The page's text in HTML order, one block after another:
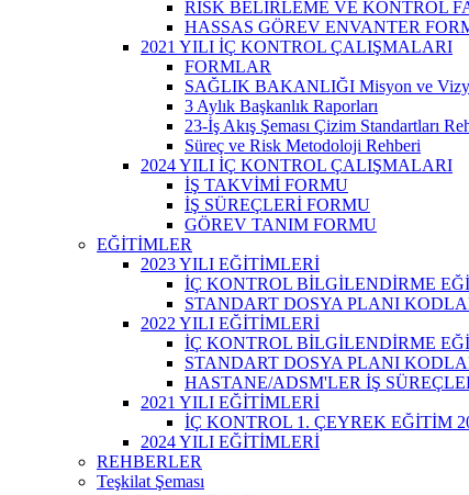
RİSK BELİRLEME VE KONTROL
HASSAS GÖREV ENVANTER
2021 YILI İÇ KONTROL ÇALIŞMALARI
FORMLAR
SAĞLIK BAKANLIĞI Misyon ve
3 Aylık Başkanlık Raporları
23-İş Akış Şeması Çizim Standartları
Süreç ve Risk Metodoloji Rehberi
2024 YILI İÇ KONTROL ÇALIŞMALARI
İŞ TAKVİMİ FORMU
İŞ SÜREÇLERİ FORMU
GÖREV TANIM FORMU
EĞİTİMLER
2023 YILI EĞİTİMLERİ
İÇ KONTROL BİLGİLENDİRME
STANDART DOSYA PLANI
2022 YILI EĞİTİMLERİ
İÇ KONTROL BİLGİLENDİRME
STANDART DOSYA PLANI
HASTANE/ADSM'LER İŞ
2021 YILI EĞİTİMLERİ
İÇ KONTROL 1. ÇEYREK EĞİTİM
2024 YILI EĞİTİMLERİ
REHBERLER
Teşkilat Şeması